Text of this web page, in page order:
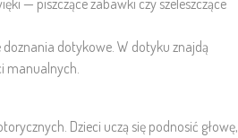
dotykowe. W dotyku znajdą
manualnych.
Dzieci uczą się podnosić głowę,